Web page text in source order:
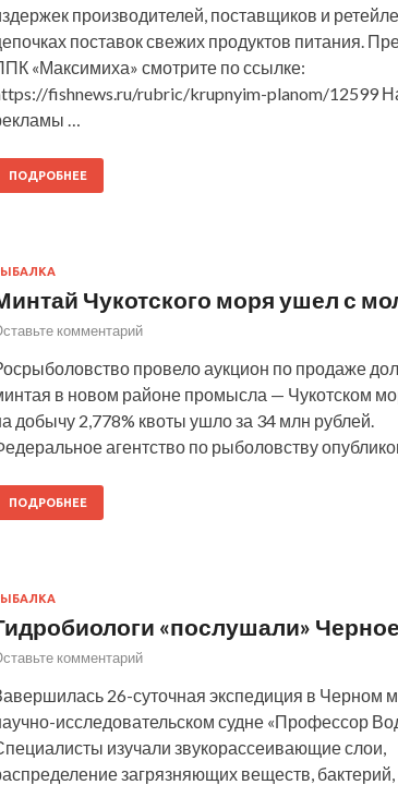
производителей, поставщиков и
поставок свежих продуктов питания.
«Максимиха» смотрите по ссылке:
fishnews.ru/rubric/krupnyim-planom/12599
…
ПОДРОБНЕЕ
Чукотского моря ушел с
комментарий
провело аукцион по продаже
в новом районе промысла — Чукотском
добычу 2,778% квоты ушло за 34 млн рублей.
агентство по рыболовству
ПОДРОБНЕЕ
«послушали»
комментарий
26-суточная экспедиция в Черном
исследовательском судне «Профессор
изучали звукорассеивающие слои,
загрязняющих веществ, бактерий,